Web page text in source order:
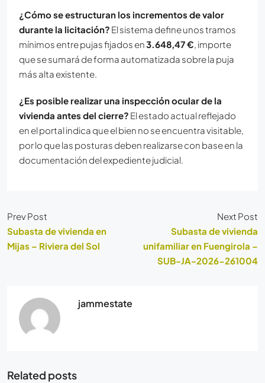
¿Cómo se estructuran los incrementos de valor
durante la licitación? El sistema define unos tramos
mínimos entre pujas fijados en3.648,47 €, importe
que se sumará de forma automatizada sobre la puja
más alta existente.
¿Es posible realizar una inspección ocular de la
vivienda antes del cierre? El estado actual reflejado
en el portal indica que el bien no se encuentra visitable,
por lo que las posturas deben realizarse con base en la
documentación del expediente judicial.
Prev Post
Subasta de vivienda en
Mijas – Riviera del Sol
Next Post
Subasta de vivienda
unifamiliar en Fuengirola –
SUB-JA-2026-261004
jammestate
Related posts